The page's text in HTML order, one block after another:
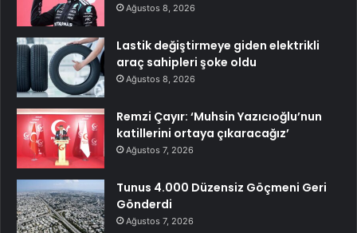
Ağustos 8, 2026
Lastik değiştirmeye giden elektrikli
araç sahipleri şoke oldu
Ağustos 8, 2026
Remzi Çayır: ‘Muhsin Yazıcıoğlu’nun
katillerini ortaya çıkaracağız’
Ağustos 7, 2026
Tunus 4.000 Düzensiz Göçmeni Geri
Gönderdi
Ağustos 7, 2026